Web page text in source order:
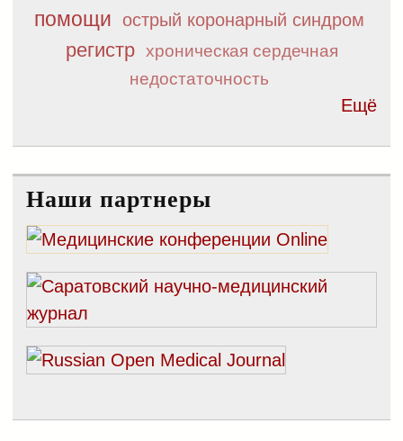
помощи
острый коронарный синдром
регистр хроническая сердечная
недостаточность
Ещё
Наши партнеры